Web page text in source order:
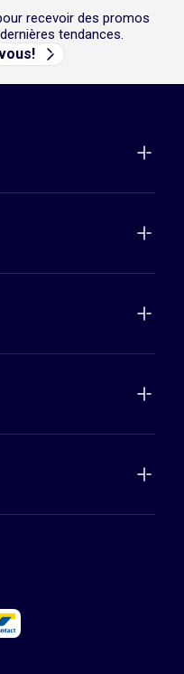
recevoir des promos
tendances.